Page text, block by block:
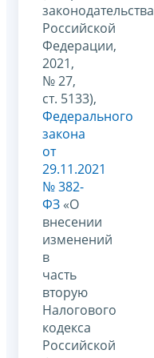
законодательства
Российской
Федерации,
2021,
№ 27,
ст. 5133),
Федерального
закона
от
29.11.2021
№ 382-
ФЗ «О
внесении
изменений
в
часть
вторую
Налогового
кодекса
Российской